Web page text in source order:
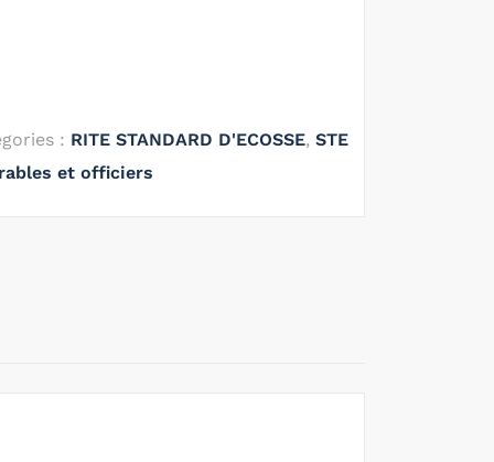
: RITE STANDARD D'ECOSSE, STE
et officiers